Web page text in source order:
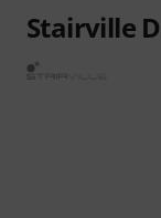
Stairville